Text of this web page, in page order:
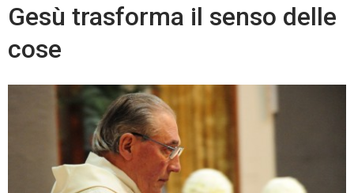
Gesù trasforma il senso delle
cose